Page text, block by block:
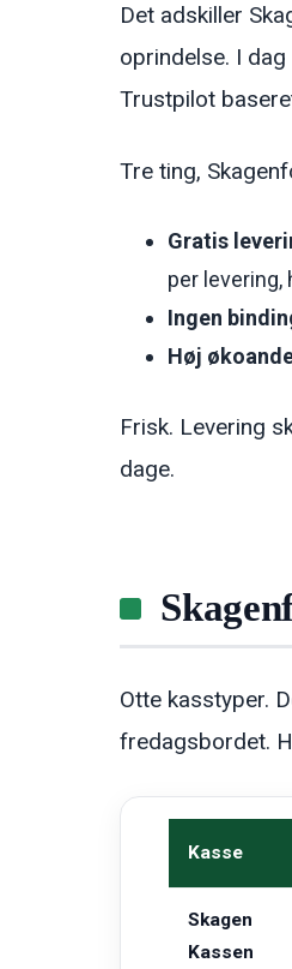
Det adskiller
oprindelse. I
Trustpilot
Tre ting,
Gratis
per
Ingen
Høj
Frisk. Levering
dage.
Otte kasstyper.
fredagsbordet.
Kasse
Skagen
Kassen